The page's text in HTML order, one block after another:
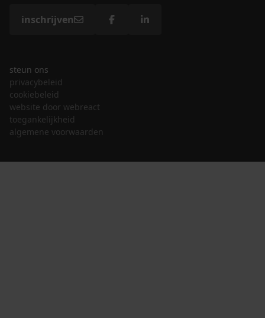
inschrijven
steun ons
privacybeleid
cookiebeleid
website door webreact
toegankelijkheid
algemene voorwaarden